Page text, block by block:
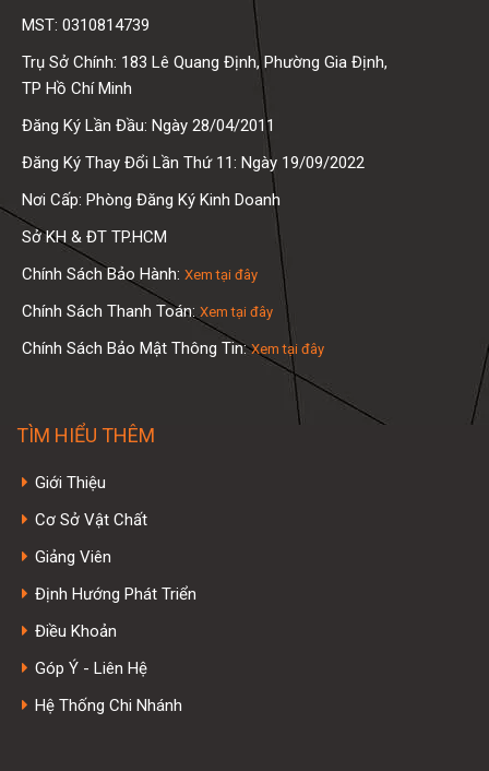
MST: 0310814739
Trụ Sở Chính: 183 Lê Quang Định, Phường Gia Định,
TP Hồ Chí Minh
Đăng Ký Lần Đầu: Ngày 28/04/2011
Đăng Ký Thay Đổi Lần Thứ 11: Ngày 19/09/2022
Nơi Cấp: Phòng Đăng Ký Kinh Doanh
Sở KH & ĐT TP.HCM
Chính Sách Bảo Hành: Xem tại đây
Chính Sách Thanh Toán: Xem tại đây
Chính Sách Bảo Mật Thông Tin:Xem tại đây
TÌM HIỂU THÊM
Giới Thiệu
Cơ Sở Vật Chất
Giảng Viên
Định Hướng Phát Triển
Điều Khoản
Góp Ý - Liên Hệ
Hệ Thống Chi Nhánh